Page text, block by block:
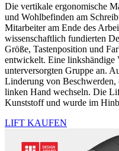
Die vertikale ergonomische
und Wohlbefinden am
Mitarbeiter am Ende des
wissenschaftlich fundierten
Größe, Tastenposition und
entwickelt. Eine linkshändige
unterversorgten Gruppe an.
Linderung von
linken Hand wechseln. Die
Kunststoff und wurde im
LIFT KAUFEN